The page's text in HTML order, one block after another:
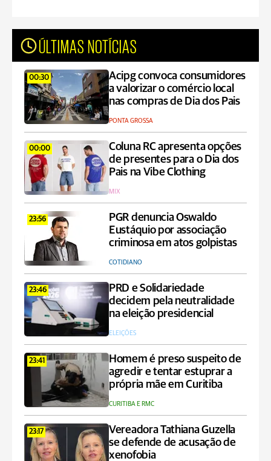
ÚLTIMAS NOTÍCIAS
00:30
Acipg convoca consumidores
a valorizar o comércio local
nas compras de Dia dos Pais
PONTA GROSSA
00:00
Coluna RC apresenta opções
de presentes para o Dia dos
Pais na Vibe Clothing
MIX
23:56
PGR denuncia Oswaldo
Eustáquio por associação
criminosa em atos golpistas
COTIDIANO
23:46
PRD e Solidariedade
decidem pela neutralidade
na eleição presidencial
ELEIÇÕES
23:41
Homem é preso suspeito de
agredir e tentar estuprar a
própria mãe em Curitiba
CURITIBA E RMC
23:17
Vereadora Tathiana Guzella
se defende de acusação de
xenofobia